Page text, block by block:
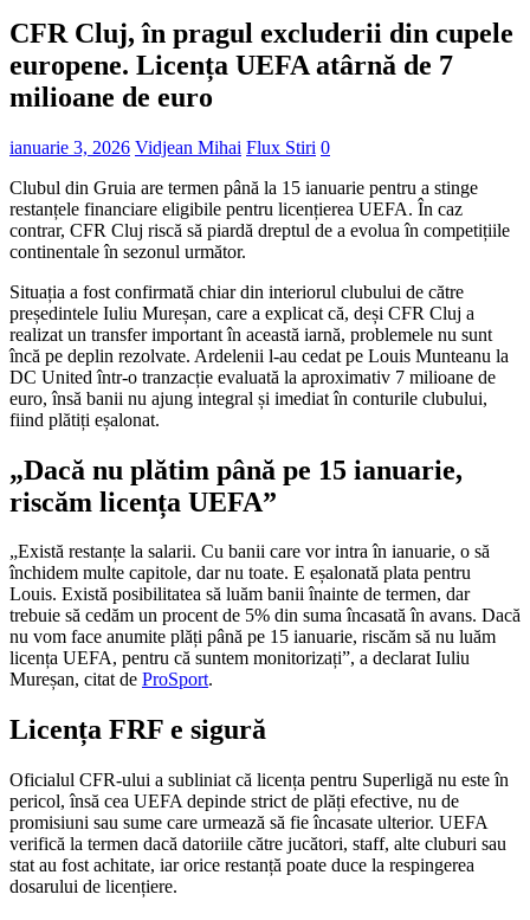
CFR Cluj, în pragul excluderii din cupele
europene. Licența UEFA atârnă de 7
milioane de euro
ianuarie 3, 2026 Vidjean Mihai Flux Stiri 0
Clubul din Gruia are termen până la 15 ianuarie pentru a stinge
restanțele financiare eligibile pentru licențierea UEFA. În caz
contrar, CFR Cluj riscă să piardă dreptul de a evolua în competițiile
continentale în sezonul următor.
Situația a fost confirmată chiar din interiorul clubului de către
președintele Iuliu Mureșan, care a explicat că, deși CFR Cluj a
realizat un transfer important în această iarnă, problemele nu sunt
încă pe deplin rezolvate. Ardelenii l-au cedat pe Louis Munteanu la
DC United într-o tranzacție evaluată la aproximativ 7 milioane de
euro, însă banii nu ajung integral și imediat în conturile clubului,
fiind plătiți eșalonat.
„Dacă nu plătim până pe 15 ianuarie,
riscăm licența UEFA”
„Există restanțe la salarii. Cu banii care vor intra în ianuarie, o să
închidem multe capitole, dar nu toate. E eșalonată plata pentru
Louis. Există posibilitatea să luăm banii înainte de termen, dar
trebuie să cedăm un procent de 5% din suma încasată în avans. Dacă
nu vom face anumite plăți până pe 15 ianuarie, riscăm să nu luăm
licența UEFA, pentru că suntem monitorizați”, a declarat Iuliu
Mureșan, citat de ProSport.
Licența FRF e sigură
Oficialul CFR-ului a subliniat că licența pentru Superligă nu este în
pericol, însă cea UEFA depinde strict de plăți efective, nu de
promisiuni sau sume care urmează să fie încasate ulterior. UEFA
verifică la termen dacă datoriile către jucători, staff, alte cluburi sau
stat au fost achitate, iar orice restanță poate duce la respingerea
dosarului de licențiere.